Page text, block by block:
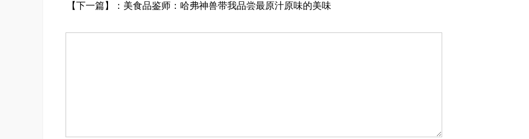
【下一篇】： 美食品鉴师：哈弗神兽带我品尝最原汁原味的美味